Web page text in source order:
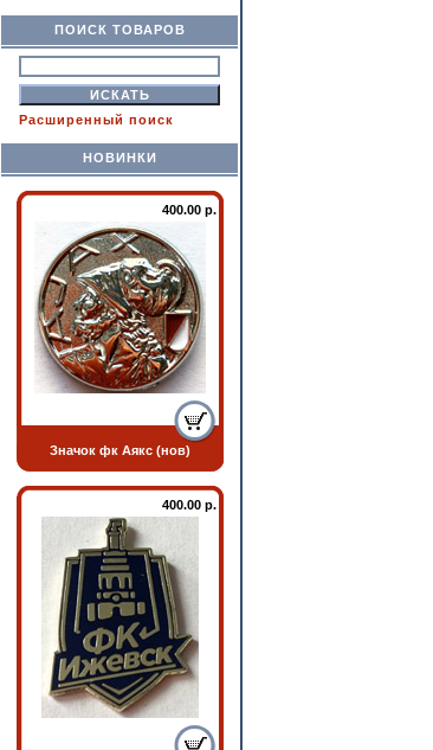
ПОИСК ТОВАРОВ
Расширенный поиск
НОВИНКИ
400.00 р.
Значок фк Аякс (нов)
400.00 р.